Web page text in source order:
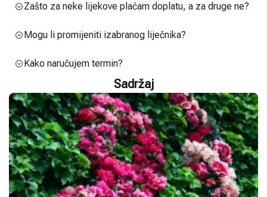
Zašto za neke lijekove plaćam doplatu, a za druge ne?
Mogu li promijeniti izabranog liječnika?
Kako naručujem termin?
Sadržaj